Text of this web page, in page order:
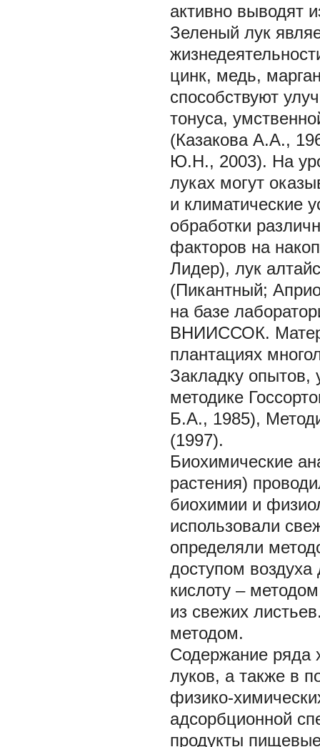
активно выводят
Зеленый лук
цинк, медь,
способствуют
тонуса,
(Казакова А.А.,
Ю.Н., 2003). На
луках могут
и климатические
обработки
факторов на
Лидер), лук
(Пикантный;
на базе
ВНИИССОК.
плантациях
Закладку опытов,
методике
Б.А., 1985),
(1997).
Биохимические
растения)
биохимии и
использовали
определяли
доступом воздуха
кислоту –
из свежих
методом.
Содержание ряда
луков, а также в
физико-
адсорбционной
продукты